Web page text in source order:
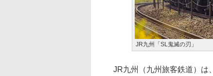
JR九州「SL鬼滅の刃」
JR九州（九州旅客鉄道）は